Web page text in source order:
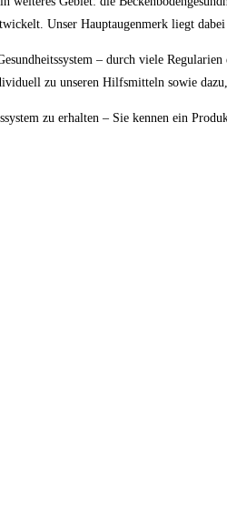
Unser Hauptaugenmerk liegt
– durch viele
zu unseren Hilfsmitteln sowie
zu erhalten – Sie kennen ein